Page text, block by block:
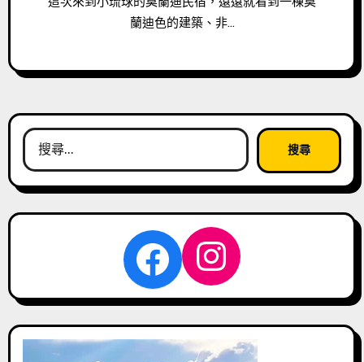
蘭迪色的建築、非…
搜
尋
關
Facebook